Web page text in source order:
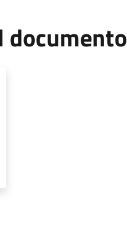
documento